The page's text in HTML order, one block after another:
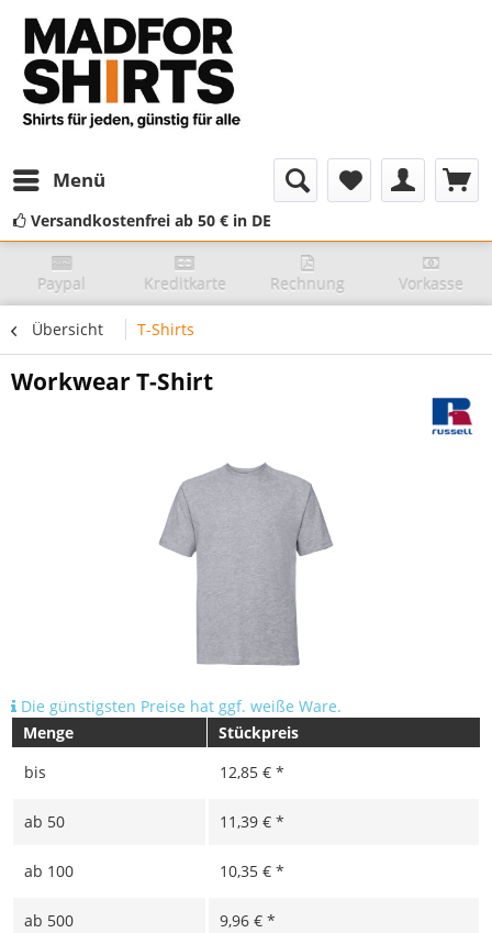
Menü
Versandkostenfrei ab 50 € in DE
Paypal Kreditkarte Rechnung Vorkasse
Übersicht T-Shirts
Workwear T-Shirt
Die günstigsten Preise hat ggf. weiße Ware.
Menge
Stückpreis
bis
12,85 € *
ab 50 11,39 € *
ab 100 10,35 € *
ab 500 9,96 € *